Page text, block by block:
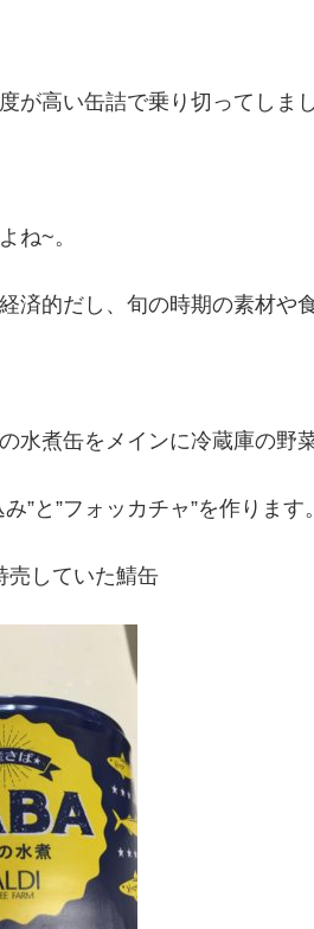
が高い缶詰で乗り切ってしま
ね~。
済的だし、旬の時期の素材や
水煮缶をメインに冷蔵庫の野
”と”フォッカチャ”を作ります
売していた鯖缶